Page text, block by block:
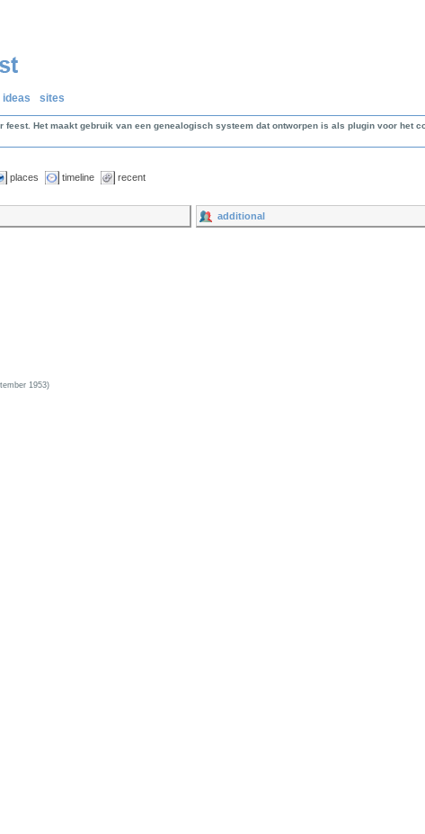
ideas sites
Het maakt gebruik van een genealogisch systeem dat ontworpen is als plugin voor het
places timeline recent
additional
1953)